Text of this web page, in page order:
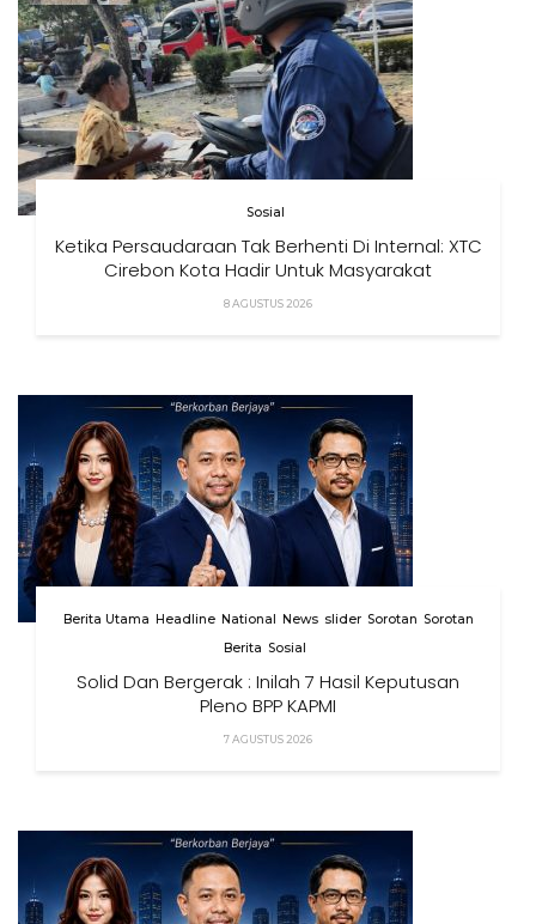
Sosial
Ketika Persaudaraan Tak Berhenti Di Internal: XTC
Cirebon Kota Hadir Untuk Masyarakat
8 AGUSTUS 2026
Berita Utama Headline National News slider Sorotan Sorotan
Berita Sosial
Solid Dan Bergerak : Inilah 7 Hasil Keputusan
Pleno BPP KAPMI
7 AGUSTUS 2026